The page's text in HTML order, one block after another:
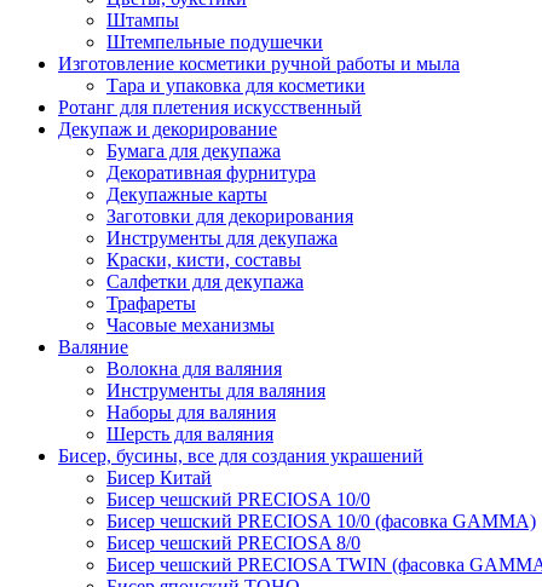
Штампы
Штемпельные подушечки
Изготовление косметики ручной работы и мыла
Тара и упаковка для косметики
Ротанг для плетения искусственный
Декупаж и декорирование
Бумага для декупажа
Декоративная фурнитура
Декупажные карты
Заготовки для декорирования
Инструменты для декупажа
Краски, кисти, составы
Салфетки для декупажа
Трафареты
Часовые механизмы
Валяние
Волокна для валяния
Инструменты для валяния
Наборы для валяния
Шерсть для валяния
Бисер, бусины, все для создания украшений
Бисер Китай
Бисер чешский PRECIOSA 10/0
Бисер чешский PRECIOSA 10/0 (фасовка GAMMA)
Бисер чешский PRECIOSA 8/0
Бисер чешский PRECIOSA TWIN (фасовка